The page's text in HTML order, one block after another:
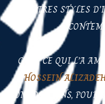
D’AUTRES STYLES
C’EST CE QUI L’A
HOSSEIN
COMPOSITIONS, POUR